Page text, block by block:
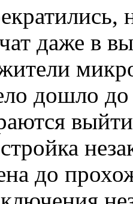
даже в
дошло до
до